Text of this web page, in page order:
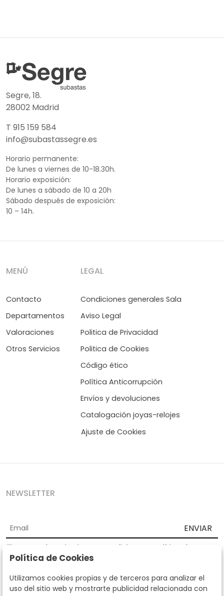
Segre, 18.
28002 Madrid
T 915 159 584
info@subastassegre.es
Horario permanente:
De lunes a viernes de 10-18.30h.
Horario exposición:
De lunes a sábado de 10 a 20h
Sábado después de exposición:
10 – 14h.
MENÚ
Contacto
Departamentos
Valoraciones
Otros Servicios
LEGAL
Condiciones generales Sala
Aviso Legal
Politica de Privacidad
Politica de Cookies
Código ético
Política Anticorrupción
Envíos y devoluciones
Catalogación joyas-relojes
Ajuste de Cookies
NEWSLETTER
ENVIAR
Acepto los Términos y Condiciones
Política de
privacidad
Según la LOPD y disposiciones de desarrollo, informamos que sus
datos personales serán tratados por parte de Subastas Segre con la
finalidad de gestionar la relación comercial. Puede ejercitar los
Política de Cookies
Utilizamos cookies propias y de terceros para analizar el
uso del sitio web y mostrarte publicidad relacionada con